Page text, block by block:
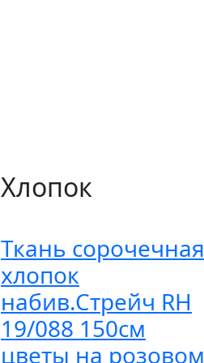
Хлопок
Ткань сорочечная
хлопок
набив.Стрейч RH
19/088 150см
цветы на розовом